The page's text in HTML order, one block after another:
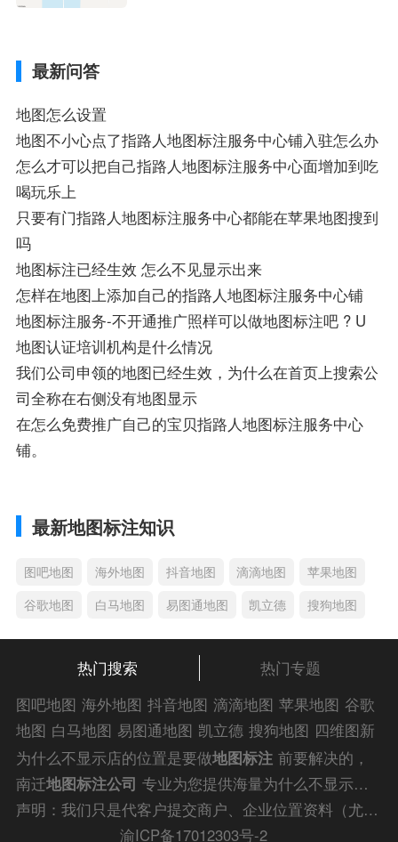
最新问答
地图怎么设置
地图不小心点了指路人地图标注服务中心铺入驻怎么办
怎么才可以把自己指路人地图标注服务中心面增加到吃
喝玩乐上
只要有门指路人地图标注服务中心都能在苹果地图搜到
吗
地图标注已经生效 怎么不见显示出来
怎样在地图上添加自己的指路人地图标注服务中心铺
地图标注服务-不开通推广照样可以做地图标注吧 ? U
地图认证培训机构是什么情况
我们公司申领的地图已经生效，为什么在首页上搜索公
司全称在右侧没有地图显示
在怎么免费推广自己的宝贝指路人地图标注服务中心
铺。
最新地图标注知识
图吧地图 海外地图 抖音地图 滴滴地图
苹果地图
谷歌地图
白马地图 易图通地图 凯立德 搜狗地图
热门搜索
热门专题
图吧地图 海外地图 抖音地图 滴滴地图 苹果地图 谷歌
地图 白马地图 易图通地图 凯立德 搜狗地图 四维图新
地图 车载地图 导航地图 手机地图 搜搜地图 好搜地图
老虎地图 电子地图 卫星地图 美团地图 大众点评地图
苹果 导航犬 老虎
为什么不显示店的位置是要做地图标注 前要解决的，
南迁地图标注公司 专业为您提供海量为什么不显示店
的位置解答信息，为您的企业商户、门店地图标注 快声明：我们只是代客户提交商户、企业位置资料（尤其是不会操作觉得繁琐的客户），不是地图标注平台方。所提供服务为商业有偿帮助咨询人工服务费，全程都是人工提交资料，自身并不能对第三方网站的原始内容进行编辑，请知悉。
渝ICP备17012303号-2